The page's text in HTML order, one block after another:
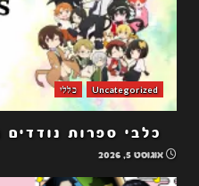
Uncategorized כללי
כלבי ספרות נודדים הב עונה
אוגוסט 5, 2026